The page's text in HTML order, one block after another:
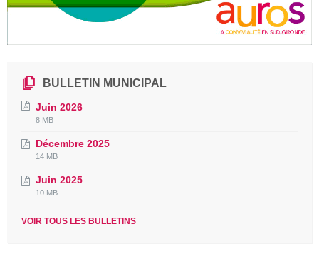
BULLETIN MUNICIPAL
Juin 2026
File
pdf
File
8 MB
Décembre 2025
File
pdf
File
14 MB
Juin 2025
File
pdf
File
10 MB
VOIR TOUS LES BULLETINS